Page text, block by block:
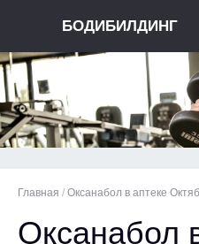
БОДИБИЛДИНГ
Главная / Оксанабол в аптеке
Оксанабол